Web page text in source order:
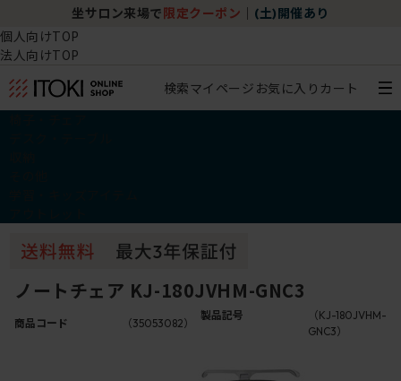
坐サロン来場で 限定クーポン (土)開催あり
個人向けTOP
法人向けTOP
検索マイページ お気に入り カート
ノートチェア KJ-180JVHM-GNC3
商品コード （35053082）
製品記号
（KJ-180JVHM-
GNC3）